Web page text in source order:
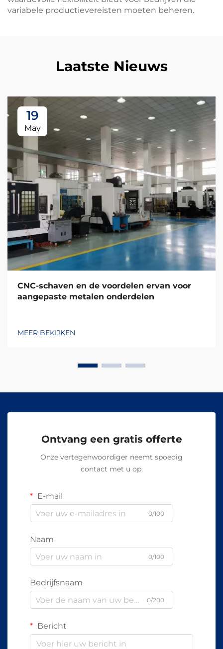
variabele productievereisten moeten beheren.
Laatste Nieuws
19
May
CNC-schaven en de voordelen ervan voor
aangepaste metalen onderdelen
MEER BEKIJKEN
Ontvang een gratis offerte
Onze vertegenwoordiger neemt spoedig
contact met u op.
E-mail
0/100
Naam
0/100
Bedrijfsnaam
0/200
Bericht